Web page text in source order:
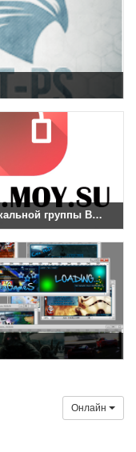
Аватар для музыкальной группы Вконтакте
Онлайн